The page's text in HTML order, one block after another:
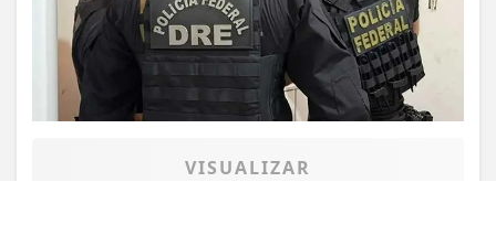
VISUALIZAR
experiência de navegação. Ao continuar o acesso,
entendemos que você concorda com nossos Termos
de Uso e Privacidade.
PARA MAIS INFORMAÇÕES,
ACESSE NOSSOS TERMOS
CLICANDO AQUI